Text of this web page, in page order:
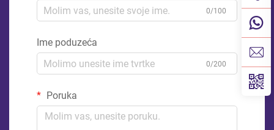
0/100
Ime poduzeća
0/200
Poruka